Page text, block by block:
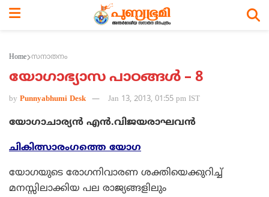
Home സനാതനം
യോഗാഭ്യാസ പാഠങ്ങള്‍ – 8
by Punnyabhumi Desk Jan 13, 2013, 01:55 pm IST
യോഗാചാര്യന്‍ എന്‍.വിജയരാഘവന്‍
ചികിത്സാരംഗത്തെ യോഗ
യോഗയുടെ രോഗനിവാരണ ശക്തിയെക്കുറിച്ച്
മനസ്സിലാക്കിയ പല രാജ്യങ്ങളിലും